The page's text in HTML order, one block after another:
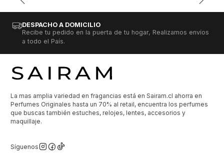
DESPACHO A DOMICILIO
Recibe tu pedido en la puerta de tu hogar, Realizamos envíos
a todo el País.
La mas amplia variedad en fragancias está en Sairam.cl ahorra en
Perfumes Originales hasta un 70% al retail, encuentra los perfumes
que buscas también estuches, relojes, lentes, accesorios y
maquillaje.
Síguenos